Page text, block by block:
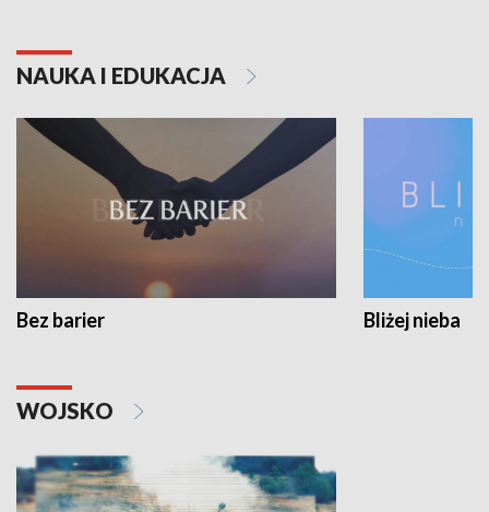
NAUKA I EDUKACJA
Bez barier Bliżej nieba
WOJSKO